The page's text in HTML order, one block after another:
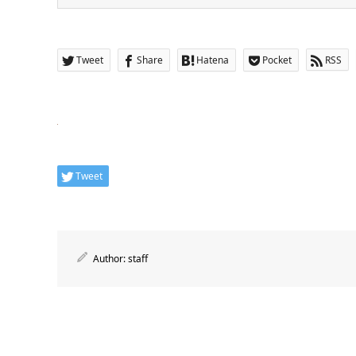
Tweet Share Hatena Pocket RSS
Tweet
Author:staff